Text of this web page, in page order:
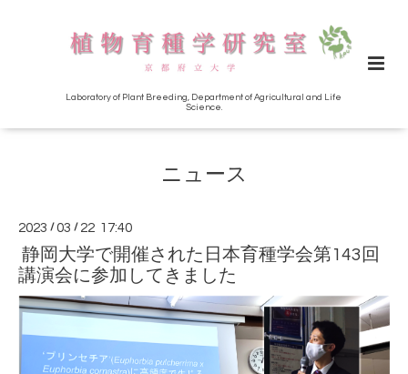
Laboratory of Plant Breeding, Department of Agricultural and Life
Science.
ニュース
2023 /03 / 22 17:40
静岡大学で開催された日本育種学会第143回
講演会に参加してきました